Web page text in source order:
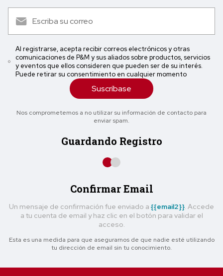
Al registrarse, acepta recibir correos electrónicos y otras
comunicaciones de P&M y sus aliados sobre productos, servicios
y eventos que ellos consideren que pueden ser de su interés.
Puede retirar su consentimiento en cualquier momento
Suscríbase
Nos comprometemos a no utilizar su información de contacto para
enviar spam.
Guardando Registro
Confirmar Email
Un mensaje de confirmación fue enviado a {{email2}} . Accede
a tu cuenta de email y haz clic en el botón para validar el
acceso.
Esta es una medida para que asegurarnos de que nadie esté utilizando
tu dirección de email sin tu conocimiento.